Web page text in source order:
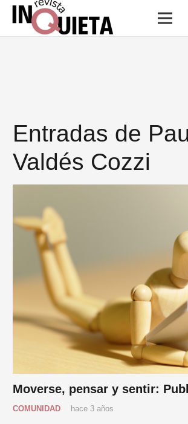
Entradas de
Valdés Cozzi
Moverse, pensar y sentir:
COMUNIDAD hace 3 años